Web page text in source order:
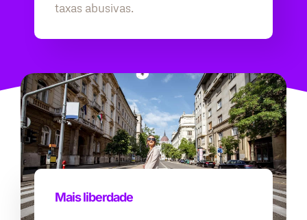
taxas abusivas.
Mais liberdade